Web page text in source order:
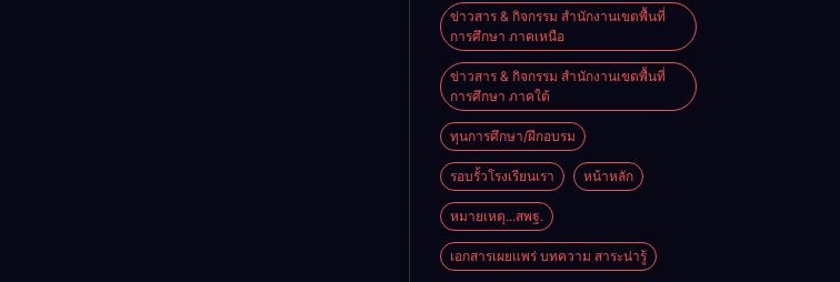
ข่าวสาร & กิจกรรม สำนักงานเขตพื้นที่
การศึกษา ภาคเหนือ
ข่าวสาร & กิจกรรม สำนักงานเขตพื้นที่
การศึกษา ภาคใต้
ทุนการศึกษา/ฝึกอบรม
รอบรั้วโรงเรียนเรา หน้าหลัก
หมายเหตุ...สพฐ.
เอกสารเผยแพร่ บทความ สาระน่ารู้